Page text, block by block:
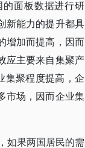
的面板数据进行研
新能力的提升都具
增加而提高，因而
应主要来自集聚产
集聚程度提高，企
市场，因而企业集
如果两国居民的需